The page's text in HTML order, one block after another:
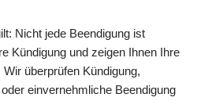
Nicht jede Beendigung ist
Kündigung und zeigen Ihnen Ihre
überprüfen Kündigung,
einvernehmliche Beendigung